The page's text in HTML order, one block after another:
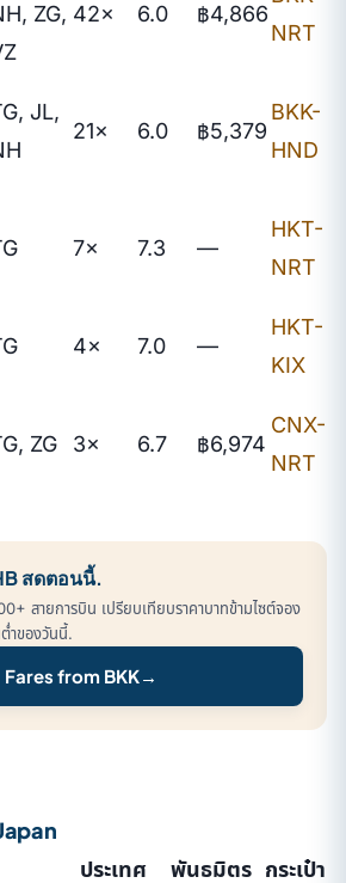
ZG, 42× 6.0 ฿4,866
NRT
JL,
21× 6.0 ฿5,379
BKK-
HND
7× 7.3 —
HKT-
NRT
4× 7.0 —
HKT-
KIX
ZG 3× 6.7 ฿6,974
CNX-
NRT
สดตอนนี้.
สายการบิน เปรียบเทียบราคาบาทข้ามไซต์จอง
ำของวันนี้.
Fares from BKK→
ประเทศ พันธมิตร กระเป๋า